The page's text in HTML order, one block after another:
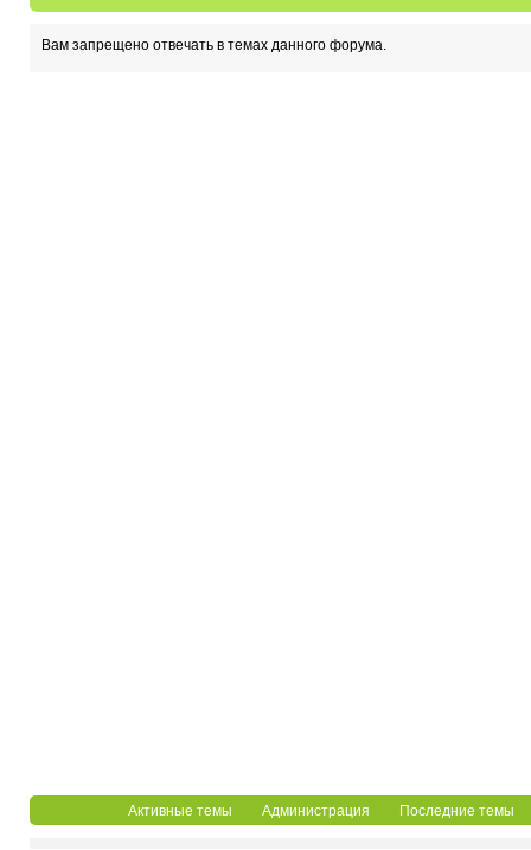
Вам запрещено отвечать в темах данного форума.
Активные темы Администрация Последние темы